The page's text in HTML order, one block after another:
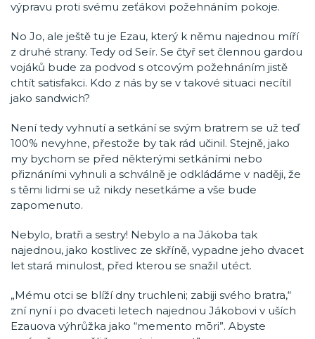
výpravu proti svému zeťákovi požehnáním pokoje.
No Jo, ale ještě tu je Ezau, který k němu najednou míří
z druhé strany. Tedy od Seír. Se čtyř set člennou gardou
vojáků bude za podvod s otcovým požehnáním jistě
chtít satisfakci. Kdo z nás by se v takové situaci necítil
jako sandwich?
Není tedy vyhnutí a setkání se svým bratrem se už teď
100% nevyhne, přestože by tak rád učinil. Stejně, jako
my bychom se před některými setkáními nebo
přiznáními vyhnuli a schválně je odkládáme v naději, že
s těmi lidmi se už nikdy nesetkáme a vše bude
zapomenuto.
Nebylo, bratři a sestry! Nebylo a na Jákoba tak
najednou, jako kostlivec ze skříně, vypadne jeho dvacet
let stará minulost, před kterou se snažil utéct.
„Mému otci se blíží dny truchleni; zabiji svého bratra,“
zní nyní i po dvaceti letech najednou Jákobovi v uších
Ezauova výhrůžka jako “memento mōri”. Abyste